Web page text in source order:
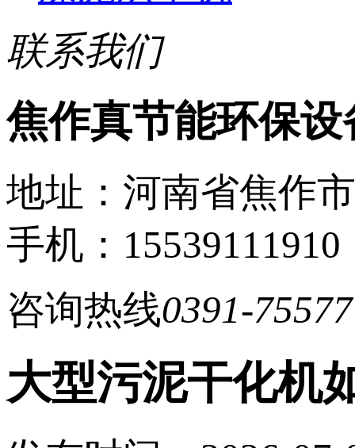
联系我们
焦作真节能环保
地址：河南省焦作
手机：15539111910
咨询热线0391-
大型污泥干化机